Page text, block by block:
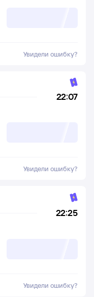
Увидели ошибку?
22:07
Увидели ошибку?
22:25
Увидели ошибку?